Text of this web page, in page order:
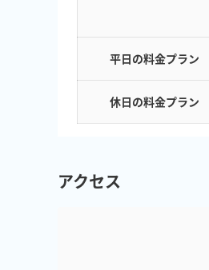
平日の料金プラン
休日の料金プラン
アクセス